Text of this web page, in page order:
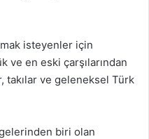
isteyenler için
ve en eski çarşılarından
takılar ve geleneksel Türk
biri olan